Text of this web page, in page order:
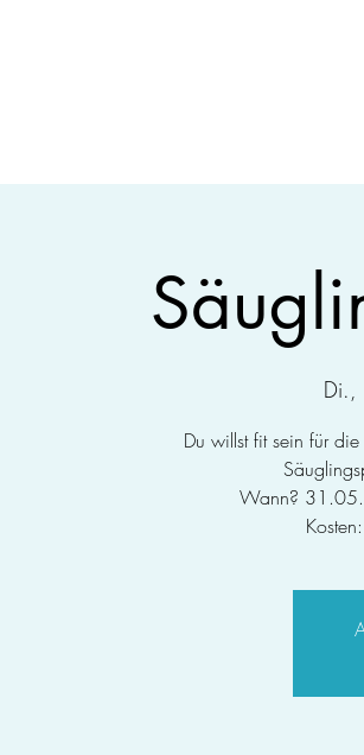
Di.,
Du willst fit sein für
Wann?